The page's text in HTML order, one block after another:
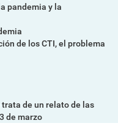
pandemia y la
de los CTI, el problema
de un relato de las
de marzo